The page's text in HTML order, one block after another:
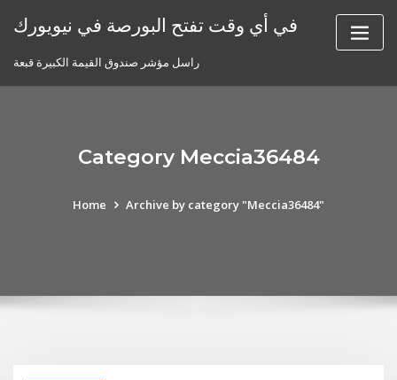
في أي وقت تفتح البورصة في نيويورك
راسل مؤشر صندوق القيمة الكبيرة قبعة
Category Meccia36484
Home Archive by category "Meccia36484"